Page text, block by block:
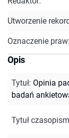
Utworzenie
Oznaczenie praw:
Opis
Tytuł: Opinia
badań
Tytuł